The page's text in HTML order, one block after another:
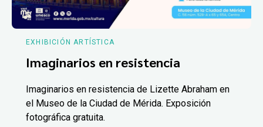
EXHIBICIÓN ARTÍSTICA
Imaginarios en resistencia
Imaginarios en resistencia de Lizette Abraham en
el Museo de la Ciudad de Mérida. Exposición
fotográfica gratuita.